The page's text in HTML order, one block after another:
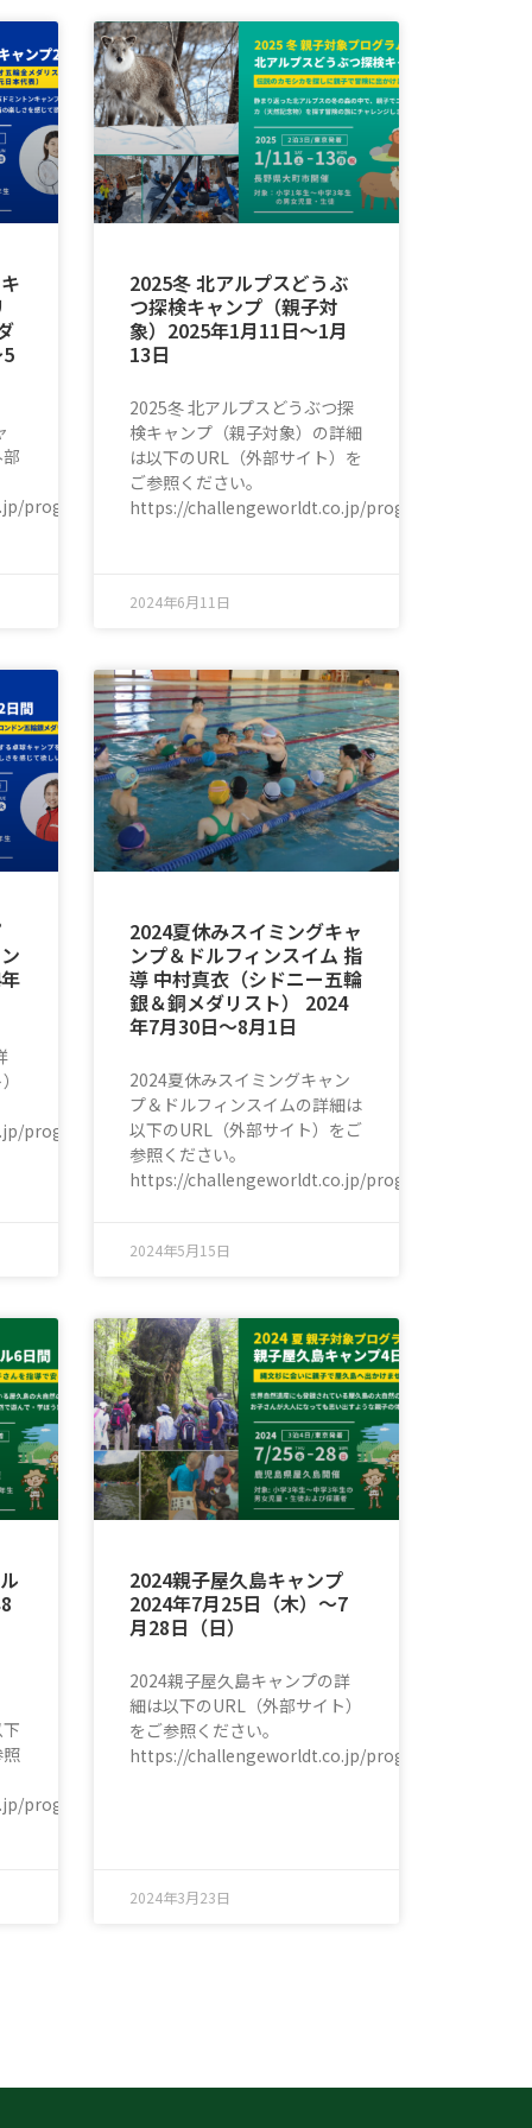
program/badminton/
2025冬 北アルプスどうぶ
つ探検キャンプ（親子対
象）2025年1月11日〜1月
13日
2025冬 北アルプスどうぶつ探
検キャンプ（親子対象）の詳細
は以下のURL（外部サイト）を
ご参照ください。
https://challengeworldt.co.jp/program/
2024年6月11日
program/tabletennis/
2024夏休みスイミングキャ
ンプ＆ドルフィンスイム 指
導 中村真衣（シドニー五輪
銀＆銅メダリスト） 2024
年7月30日〜8月1日
2024夏休みスイミングキャン
プ＆ドルフィンスイムの詳細は
以下のURL（外部サイト）をご
参照ください。
https://challengeworldt.co.jp/program/
2024年5月15日
program/yakushima/
2024親子屋久島キャンプ
2024年7月25日（木）〜7
月28日（日）
2024親子屋久島キャンプの詳
細は以下のURL（外部サイト）
をご参照ください。
https://challengeworldt.co.jp/program/
2024年3月23日